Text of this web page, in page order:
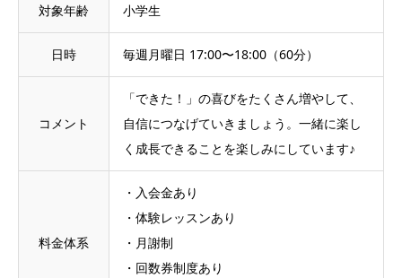
対象年齢 小学生
日時 毎週月曜日 17:00〜18:00（60分）
コメント
「できた！」の喜びをたくさん増やして、
自信につなげていきましょう。一緒に楽し
く成長できることを楽しみにしています♪
料金体系
・入会金あり
・体験レッスンあり
・月謝制
・回数券制度あり